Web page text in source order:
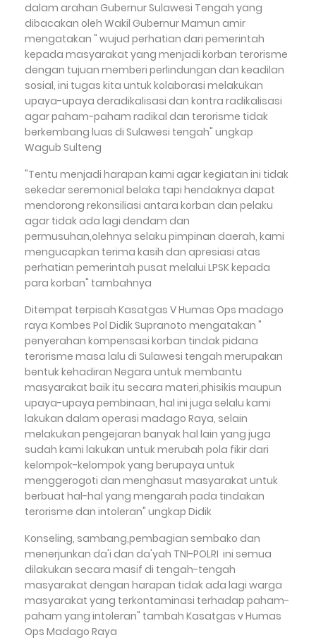
dalam arahan Gubernur Sulawesi Tengah yang
dibacakan oleh Wakil Gubernur Mamun amir
mengatakan " wujud perhatian dari pemerintah
kepada masyarakat yang menjadi korban terorisme
dengan tujuan memberi perlindungan dan keadilan
sosial, ini tugas kita untuk kolaborasi melakukan
upaya-upaya deradikalisasi dan kontra radikalisasi
agar paham-paham radikal dan terorisme tidak
berkembang luas di Sulawesi tengah" ungkap
Wagub Sulteng
"Tentu menjadi harapan kami agar kegiatan ini tidak
sekedar seremonial belaka tapi hendaknya dapat
mendorong rekonsiliasi antara korban dan pelaku
agar tidak ada lagi dendam dan
permusuhan,olehnya selaku pimpinan daerah, kami
mengucapkan terima kasih dan apresiasi atas
perhatian pemerintah pusat melalui LPSK kepada
para korban" tambahnya
Ditempat terpisah Kasatgas V Humas Ops madago
raya Kombes Pol Didik Supranoto mengatakan "
penyerahan kompensasi korban tindak pidana
terorisme masa lalu di Sulawesi tengah merupakan
bentuk kehadiran Negara untuk membantu
masyarakat baik itu secara materi,phisikis maupun
upaya-upaya pembinaan, hal ini juga selalu kami
lakukan dalam operasi madago Raya, selain
melakukan pengejaran banyak hal lain yang juga
sudah kami lakukan untuk merubah pola fikir dari
kelompok-kelompok yang berupaya untuk
menggerogoti dan menghasut masyarakat untuk
berbuat hal-hal yang mengarah pada tindakan
terorisme dan intoleran" ungkap Didik
Konseling, sambang,pembagian sembako dan
menerjunkan da'i dan da'yah TNI-POLRI ini semua
dilakukan secara masif di tengah-tengah
masyarakat dengan harapan tidak ada lagi warga
masyarakat yang terkontaminasi terhadap paham-
paham yang intoleran" tambah Kasatgas v Humas
Ops Madago Raya